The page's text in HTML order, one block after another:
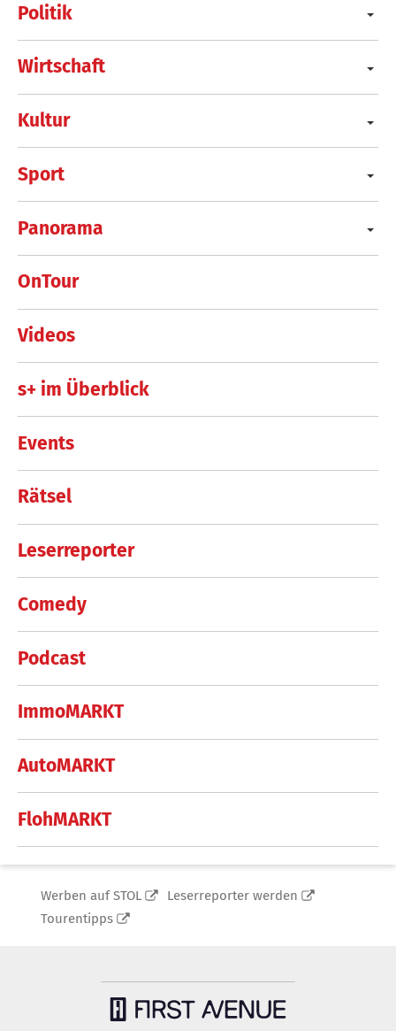
Politik
Wirtschaft
Kultur
Sport
Panorama
OnTour
Videos
s+ im Überblick
Events
Rätsel
Leserreporter
Comedy
Podcast
ImmoMARKT
AutoMARKT
FlohMARKT
Werben auf STOL
Leserreporter werden
Tourentipps